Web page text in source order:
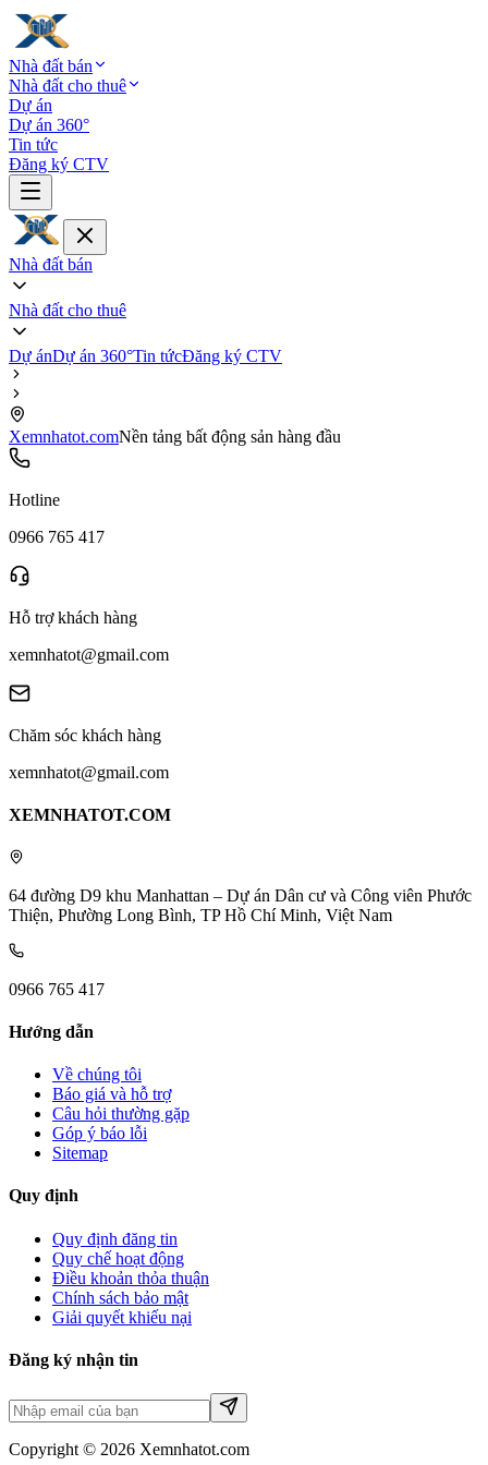
Nhà đất bán
Nhà đất cho thuê
Dự án
Dự án 360°
Tin tức
Đăng ký CTV
Nhà đất bán
Nhà đất cho thuê
Dự ánDự án 360°Tin tứcĐăng ký CTV
Xemnhatot.comNền tảng bất động sản hàng đầu
Hotline
0966 765 417
Hỗ trợ khách hàng
xemnhatot@gmail.com
Chăm sóc khách hàng
xemnhatot@gmail.com
XEMNHATOT.COM
64 đường D9 khu Manhattan – Dự án Dân cư và Công viên Phước
Thiện, Phường Long Bình, TP Hồ Chí Minh, Việt Nam
0966 765 417
Hướng dẫn
Về chúng tôi
Báo giá và hỗ trợ
Câu hỏi thường gặp
Góp ý báo lỗi
Sitemap
Quy định
Quy định đăng tin
Quy chế hoạt động
Điều khoản thỏa thuận
Chính sách bảo mật
Giải quyết khiếu nại
Đăng ký nhận tin
Copyright © 2026 Xemnhatot.com